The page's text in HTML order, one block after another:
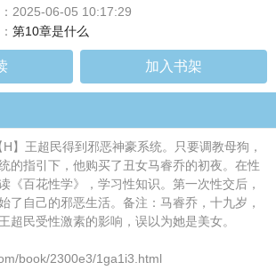
2025-06-05 10:17:29
第10章是什么
加入书架
H】王超民得到邪恶神豪系统。只要调教母狗，
的指引下，他购买了丑女马睿乔的初夜。在性
《百花性学》，学习性知识。第一次性交后，
了自己的邪恶生活。备注：马睿乔，十九岁，
超民受性激素的影响，误以为她是美女。
book/2300e3/1ga1i3.html